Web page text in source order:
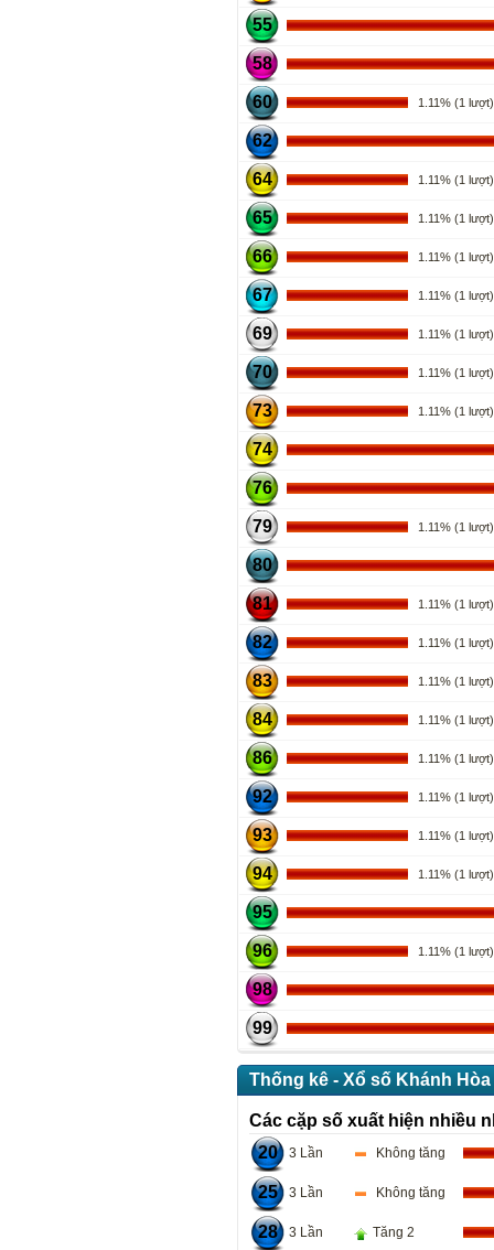
55
58
60 1.11% (1 lượt)
62
64 1.11% (1 lượt)
65 1.11% (1 lượt)
66 1.11% (1 lượt)
67 1.11% (1 lượt)
69 1.11% (1 lượt)
70 1.11% (1 lượt)
73 1.11% (1 lượt)
74
76
79 1.11% (1 lượt)
80
81 1.11% (1 lượt)
82 1.11% (1 lượt)
83 1.11% (1 lượt)
84 1.11% (1 lượt)
86 1.11% (1 lượt)
92 1.11% (1 lượt)
93 1.11% (1 lượt)
94 1.11% (1 lượt)
95
96 1.11% (1 lượt)
98
99
Thống kê - Xổ số Khánh
Các cặp số xuất hiện nhiều
20
3 Lần Không tăng
25 3 Lần Không tăng
28 3 Lần Tăng 2